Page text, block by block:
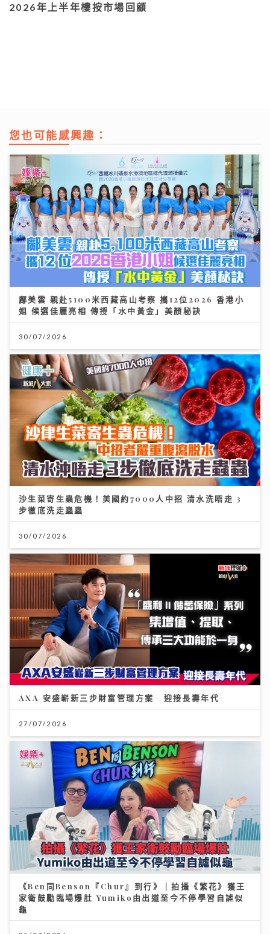
2026年上半年樓按市場回顧
您也可能感興趣：
鄺美雲 親赴5100米西藏高山考察 攜12位2026 香港小
姐 候選佳麗亮相 傳授「水中黃金」美顏秘訣
30/07/2026
沙生菜寄生蟲危機！美國約7000人中招 清水洗唔走 3
步徹底洗走蟲蟲
30/07/2026
AXA 安盛嶄新三步財富管理方案 迎接長壽年代
27/07/2026
《Ben同Benson『Chur』到行》｜拍攝《繁花》獲王
家衛鼓勵臨場爆肚 Yumiko由出道至今不停學習自謔似
龜